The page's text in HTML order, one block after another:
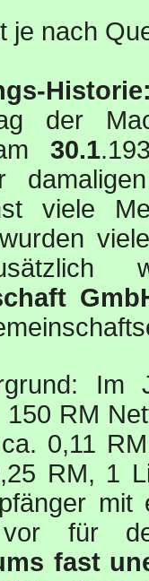
je nach
der
30.1
viele
RM
0,11
RM, 1
vor für
fast